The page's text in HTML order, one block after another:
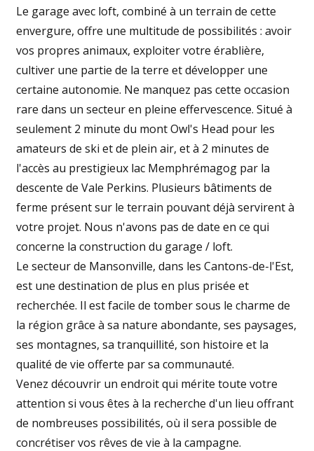
Le garage avec loft, combiné à un terrain de cette
envergure, offre une multitude de possibilités : avoir
vos propres animaux, exploiter votre érablière,
cultiver une partie de la terre et développer une
certaine autonomie. Ne manquez pas cette occasion
rare dans un secteur en pleine effervescence. Situé à
seulement 2 minute du mont Owl's Head pour les
amateurs de ski et de plein air, et à 2 minutes de
l'accès au prestigieux lac Memphrémagog par la
descente de Vale Perkins. Plusieurs bâtiments de
ferme présent sur le terrain pouvant déjà servirent à
votre projet. Nous n'avons pas de date en ce qui
concerne la construction du garage / loft.
Le secteur de Mansonville, dans les Cantons-de-l'Est,
est une destination de plus en plus prisée et
recherchée. Il est facile de tomber sous le charme de
la région grâce à sa nature abondante, ses paysages,
ses montagnes, sa tranquillité, son histoire et la
qualité de vie offerte par sa communauté.
Venez découvrir un endroit qui mérite toute votre
attention si vous êtes à la recherche d'un lieu offrant
de nombreuses possibilités, où il sera possible de
concrétiser vos rêves de vie à la campagne.